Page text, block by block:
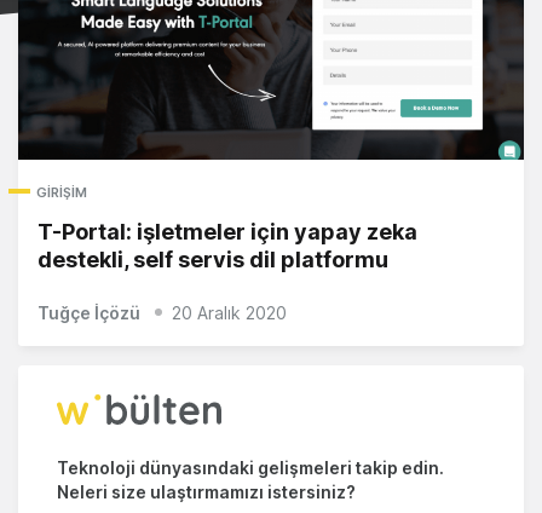
GIRIŞIM
T-Portal: işletmeler için yapay zeka
destekli, self servis dil platformu
Tuğçe İçözü 20 Aralık 2020
Teknoloji dünyasındaki gelişmeleri takip edin.
Neleri size ulaştırmamızı istersiniz?